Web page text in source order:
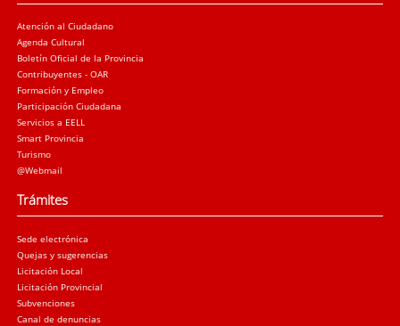
Atención al Ciudadano
Agenda Cultural
Boletín Oficial de la Provincia
Contribuyentes - OAR
Formación y Empleo
Participación Ciudadana
Servicios a EELL
Smart Provincia
Turismo
@Webmail
Trámites
Sede electrónica
Quejas y sugerencias
Licitación Local
Licitación Provincial
Subvenciones
Canal de denuncias